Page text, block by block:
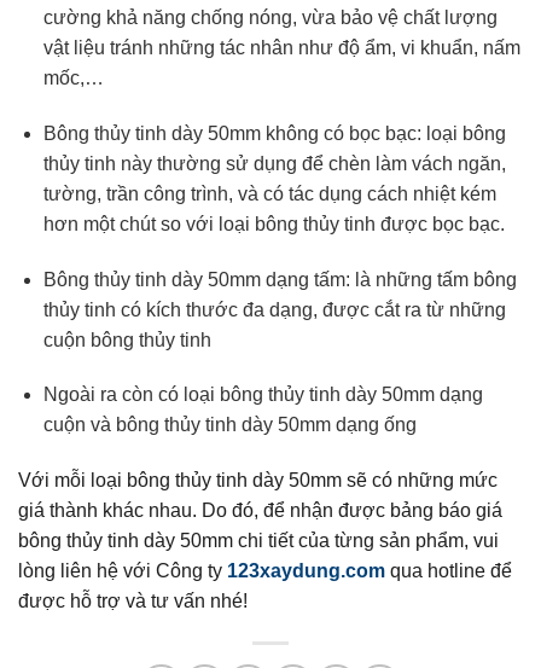
cường khả năng chống nóng, vừa bảo vệ chất lượng
vật liệu tránh những tác nhân như độ ẩm, vi khuẩn, nấm
mốc,…
Bông thủy tinh dày 50mm không có bọc bạc: loại bông
thủy tinh này thường sử dụng để chèn làm vách ngăn,
tường, trần công trình, và có tác dụng cách nhiệt kém
hơn một chút so với loại bông thủy tinh được bọc bạc.
Bông thủy tinh dày 50mm dạng tấm: là những tấm bông
thủy tinh có kích thước đa dạng, được cắt ra từ những
cuộn bông thủy tinh
Ngoài ra còn có loại bông thủy tinh dày 50mm dạng
cuộn và bông thủy tinh dày 50mm dạng ống
Với mỗi loại bông thủy tinh dày 50mm sẽ có những mức
giá thành khác nhau. Do đó, để nhận được bảng báo giá
bông thủy tinh dày 50mm chi tiết của từng sản phẩm, vui
lòng liên hệ với Công ty 123xaydung.com qua hotline để
được hỗ trợ và tư vấn nhé!